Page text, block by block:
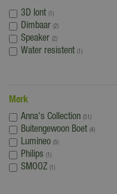
3D lont (1)
Dimbaar (2)
Speaker (2)
Water resistent (1)
Merk
Anna's Collection (51)
Buitengewoon Boet (4)
Lumineo (5)
Philips (1)
SMOOZ (1)